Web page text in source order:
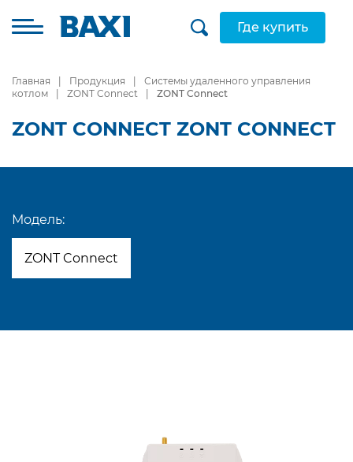
Где купить
Главная Продукция
Системы удаленного управления
котлом
ZONT Connect ZONT Connect
ZONT CONNECT ZONT CONNECT
Модель:
ZONT Connect